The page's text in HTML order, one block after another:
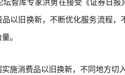
以旧换新，不断优化服务流程
。
消费品以旧换新，不同地方切